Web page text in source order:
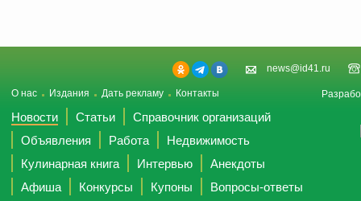
news@id41.ru
О нас Издания Дать рекламу Контакты
Новости Статьи
Справочник организаций
Объявления
Работа
Недвижимость
Кулинарная книга
Интервью
Анекдоты
Афиша
Конкурсы Купоны
Вопросы-ответы